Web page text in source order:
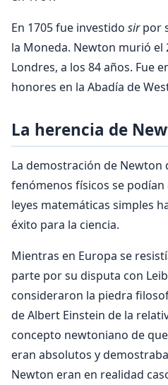
En 1705 fue investido sirpor
la Moneda. Newton murió el
Londres, a los 84 años. Fue
honores en la Abadía de
La herencia de
La demostración de Newton
fenómenos físicos se
leyes matemáticas simples
éxito para la ciencia.
Mientras en Europa se
parte por su disputa con
consideraron la piedra
de Albert Einstein de la
concepto newtoniano de
eran absolutos y
Newton eran en realidad